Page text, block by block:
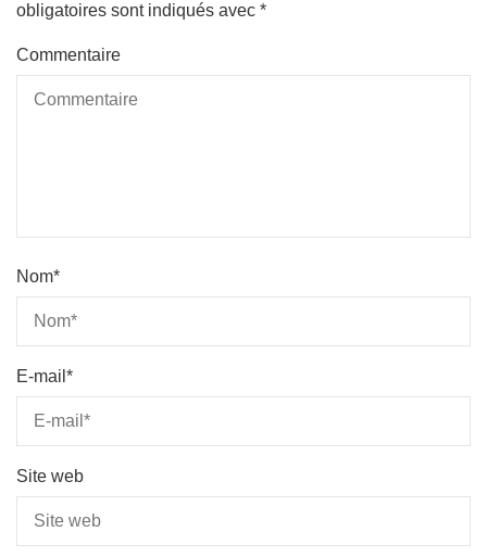
obligatoires sont indiqués avec *
Commentaire
Nom*
E-mail *
Site web